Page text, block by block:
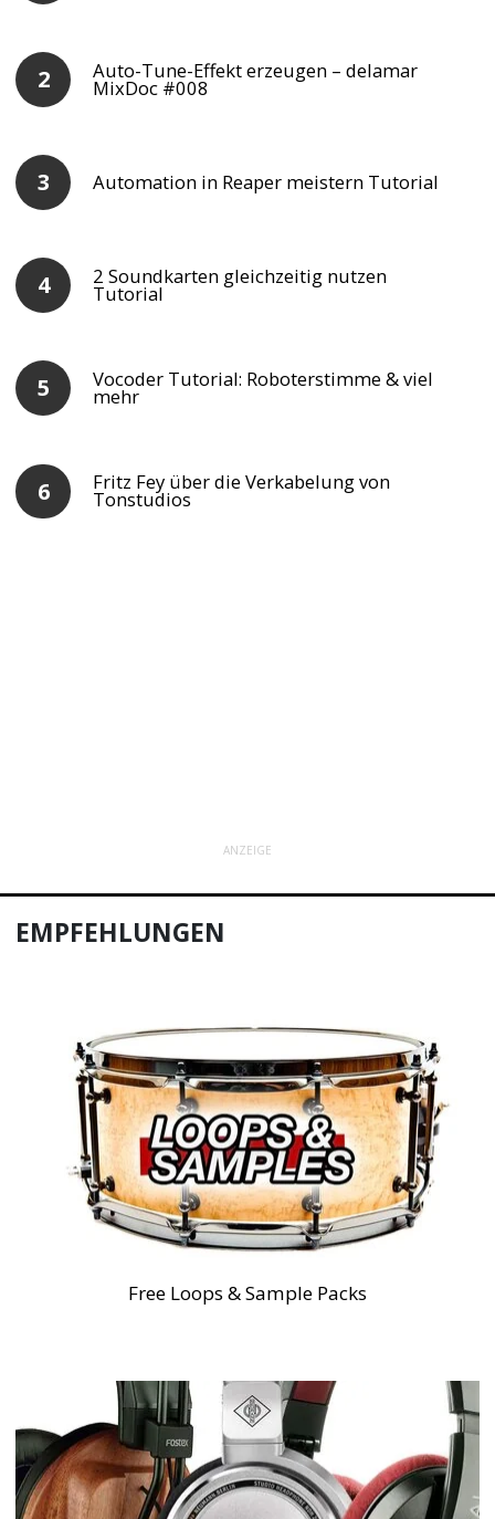
Auto-Tune-Effekt erzeugen – delamar
MixDoc #008
Automation in Reaper meistern Tutorial
2 Soundkarten gleichzeitig nutzen
Tutorial
Vocoder Tutorial: Roboterstimme & viel
mehr
Fritz Fey über die Verkabelung von
Tonstudios
ANZEIGE
EMPFEHLUNGEN
Free Loops & Sample Packs